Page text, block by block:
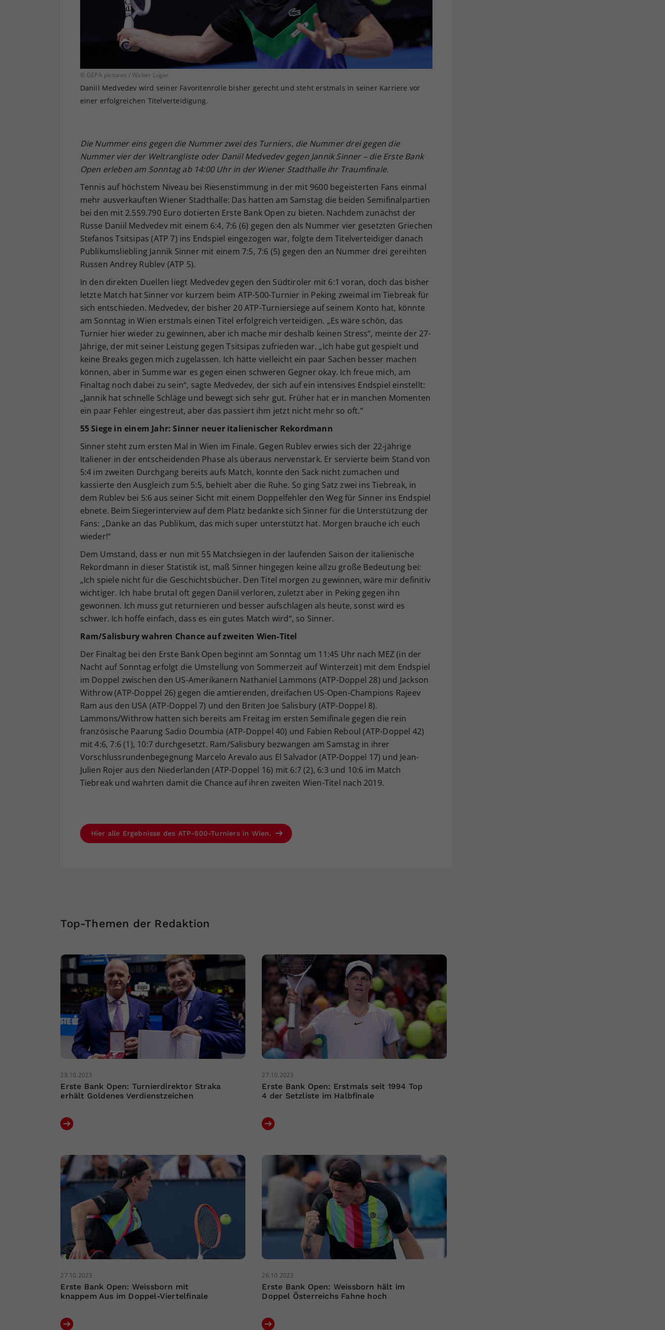
© GEPA pictures / Walter Luger
Daniil Medvedev wird seiner Favoritenrolle bisher gerecht und steht erstmals in seiner Karriere vor
einer erfolgreichen Titelverteidigung.
Die Nummer eins gegen die Nummer zwei des Turniers, die Nummer drei gegen die
Nummer vier der Weltrangliste oder Daniil Medvedev gegen Jannik Sinner – die Erste Bank
Open erleben am Sonntag ab 14:00 Uhr in der Wiener Stadthalle ihr Traumfinale.
Tennis auf höchstem Niveau bei Riesenstimmung in der mit 9600 begeisterten Fans einmal
mehr ausverkauften Wiener Stadthalle: Das hatten am Samstag die beiden Semifinalpartien
bei den mit 2.559.790 Euro dotierten Erste Bank Open zu bieten. Nachdem zunächst der
Russe Daniil Medvedev mit einem 6:4, 7:6 (6) gegen den als Nummer vier gesetzten Griechen
Stefanos Tsitsipas (ATP 7) ins Endspiel eingezogen war, folgte dem Titelverteidiger danach
Publikumsliebling Jannik Sinner mit einem 7:5, 7:6 (5) gegen den an Nummer drei gereihten
Russen Andrey Rublev (ATP 5).
In den direkten Duellen liegt Medvedev gegen den Südtiroler mit 6:1 voran, doch das bisher
letzte Match hat Sinner vor kurzem beim ATP-500-Turnier in Peking zweimal im Tiebreak für
sich entschieden. Medvedev, der bisher 20 ATP-Turniersiege auf seinem Konto hat, könnte
am Sonntag in Wien erstmals einen Titel erfolgreich verteidigen. „Es wäre schön, das
Turnier hier wieder zu gewinnen, aber ich mache mir deshalb keinen Stress“, meinte der 27-
Jährige, der mit seiner Leistung gegen Tsitsipas zufrieden war. „Ich habe gut gespielt und
keine Breaks gegen mich zugelassen. Ich hätte vielleicht ein paar Sachen besser machen
können, aber in Summe war es gegen einen schweren Gegner okay. Ich freue mich, am
Finaltag noch dabei zu sein“, sagte Medvedev, der sich auf ein intensives Endspiel einstellt:
„Jannik hat schnelle Schläge und bewegt sich sehr gut. Früher hat er in manchen Momenten
ein paar Fehler eingestreut, aber das passiert ihm jetzt nicht mehr so oft.“
55 Siege in einem Jahr: Sinner neuer italienischer Rekordmann
Sinner steht zum ersten Mal in Wien im Finale. Gegen Rublev erwies sich der 22-jährige
Italiener in der entscheidenden Phase als überaus nervenstark. Er servierte beim Stand von
5:4 im zweiten Durchgang bereits aufs Match, konnte den Sack nicht zumachen und
kassierte den Ausgleich zum 5:5, behielt aber die Ruhe. So ging Satz zwei ins Tiebreak, in
dem Rublev bei 5:6 aus seiner Sicht mit einem Doppelfehler den Weg für Sinner ins Endspiel
ebnete. Beim Siegerinterview auf dem Platz bedankte sich Sinner für die Unterstützung der
Fans: „Danke an das Publikum, das mich super unterstützt hat. Morgen brauche ich euch
wieder!“
Dem Umstand, dass er nun mit 55 Matchsiegen in der laufenden Saison der italienische
Rekordmann in dieser Statistik ist, maß Sinner hingegen keine allzu große Bedeutung bei:
„Ich spiele nicht für die Geschichtsbücher. Den Titel morgen zu gewinnen, wäre mir definitiv
wichtiger. Ich habe brutal oft gegen Daniil verloren, zuletzt aber in Peking gegen ihn
gewonnen. Ich muss gut returnieren und besser aufschlagen als heute, sonst wird es
schwer. Ich hoffe einfach, dass es ein gutes Match wird“, so Sinner.
Ram/Salisbury wahren Chance auf zweiten Wien-Titel
Der Finaltag bei den Erste Bank Open beginnt am Sonntag um 11:45 Uhr nach MEZ (in der
Nacht auf Sonntag erfolgt die Umstellung von Sommerzeit auf Winterzeit) mit dem Endspiel
im Doppel zwischen den US-Amerikanern Nathaniel Lammons (ATP-Doppel 28) und Jackson
Withrow (ATP-Doppel 26) gegen die amtierenden, dreifachen US-Open-Champions Rajeev
Ram aus den USA (ATP-Doppel 7) und den Briten Joe Salisbury (ATP-Doppel 8).
Lammons/Withrow hatten sich bereits am Freitag im ersten Semifinale gegen die rein
französische Paarung Sadio Doumbia (ATP-Doppel 40) und Fabien Reboul (ATP-Doppel 42)
mit 4:6, 7:6 (1), 10:7 durchgesetzt. Ram/Salisbury bezwangen am Samstag in ihrer
Vorschlussrundenbegegnung Marcelo Arevalo aus El Salvador (ATP-Doppel 17) und Jean-
Julien Rojer aus den Niederlanden (ATP-Doppel 16) mit 6:7 (2), 6:3 und 10:6 im Match
Tiebreak und wahrten damit die Chance auf ihren zweiten Wien-Titel nach 2019.
Hier alle Ergebnisse des ATP-500-Turniers in Wien.
Top-Themen der Redaktion
28.10.2023
Erste Bank Open: Turnierdirektor Straka
erhält Goldenes Verdienstzeichen
27.10.2023
Erste Bank Open: Erstmals seit 1994 Top
4 der Setzliste im Halbfinale
27.10.2023
Erste Bank Open: Weissborn mit
knappem Aus im Doppel-Viertelfinale
26.10.2023
Erste Bank Open: Weissborn hält im
Doppel Österreichs Fahne hoch
Ihrer vorgenommen Einstellungen, falls der
Webseiten-Betreiber dies eingestellt hat.